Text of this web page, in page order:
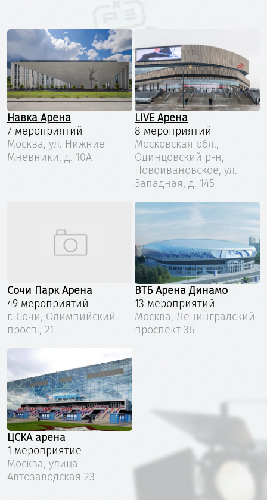
Навка Арена
7 мероприятий
Москва, ул. Нижние
Мневники, д. 10А
LIVE Арена
8 мероприятий
Московская обл.,
Одинцовский р-н,
Новоивановское, ул.
Западная, д. 145
Сочи Парк Арена
49 мероприятий
г. Сочи, Олимпийский
просп., 21
ВТБ Арена Динамо
13 мероприятий
Москва, Ленинградский
проспект 36
ЦСКА арена
1 мероприятие
Москва, улица
Автозаводская 23